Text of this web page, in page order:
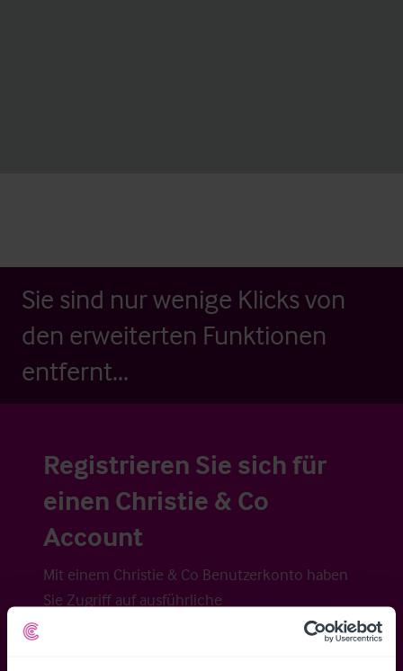
Sie sind nur wenige Klicks von
den erweiterten Funktionen
entfernt...
Registrieren Sie sich für
einen Christie & Co
Account
Mit einem Christie & Co Benutzerkonto haben
Sie Zugriff auf ausführliche
Veraufsinformationen, erweiterte Suche über